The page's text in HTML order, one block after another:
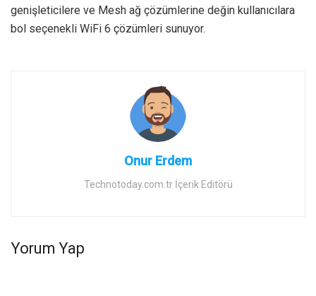
genişleticilere ve Mesh ağ çözümlerine değin kullanıcılara
bol seçenekli WiFi 6 çözümleri sunuyor.
Onur Erdem
Technotoday.com.tr İçerik Editörü
Yorum Yap